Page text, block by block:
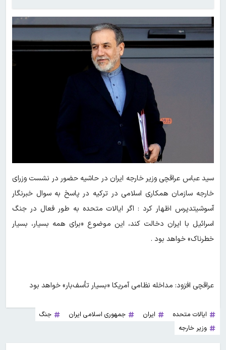
سید عباس عراقچی وزیر خارجه ایران در حاشیه حضور در نشست وزرای
خارجه سازمان همکاری اسلامی در ترکیه در پاسخ به سوال خبرنگار
آسوشیتدپرس اظهار کرد : اگر ایالات متحده به طور فعال در جنگ
اسرائیل با ایران دخالت کند، این موضوع «برای همه بسیار، بسیار
خطرناک» خواهد بود .
عراقچی افزود: مداخله نظامی آمریکا «بسیار تأسف‌بار» خواهد بود
ایالات متحده ایران جمهوری اسلامی ایران
جنگ
وزیر خارجه